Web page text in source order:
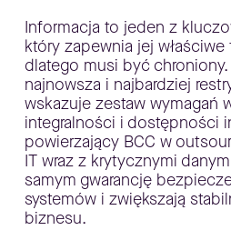
Informacja to jeden z
który zapewnia jej
dlatego musi być chroniony.
najnowsza i najbardziej
wskazuje zestaw wymagań
integralności i dostępności
powierzający BCC w
IT wraz z krytycznymi
samym gwarancję
systemów i zwiększają
biznesu.